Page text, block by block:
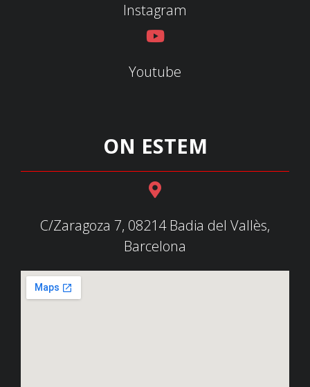
Instagram
Youtube
ON ESTEM
C/Zaragoza 7, 08214 Badia del Vallès,
Barcelona